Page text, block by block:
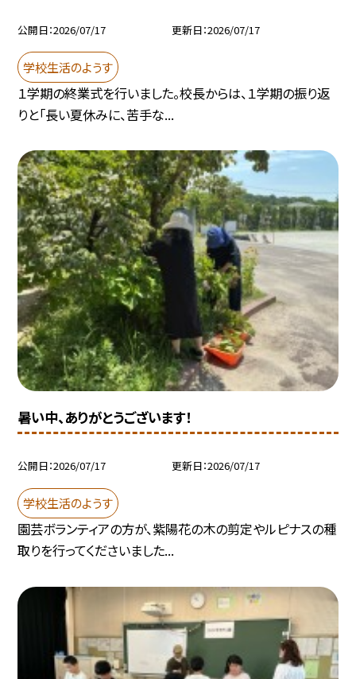
公開日 2026/07/17 更新日 2026/07/17
学校生活のようす
１学期の終業式を行いました。校長からは、１学期の振り返
りと「長い夏休みに、苦手な...
暑い中、ありがとうございます！
公開日 2026/07/17 更新日 2026/07/17
学校生活のようす
園芸ボランティアの方が、紫陽花の木の剪定やルピナスの種
取りを行ってくださいました...